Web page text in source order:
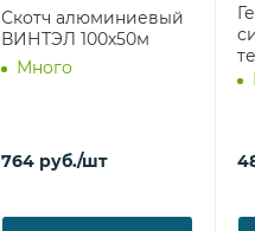
Скотч алюминиевый
ВИНТЭЛ 100х50м
Много
764 руб./шт